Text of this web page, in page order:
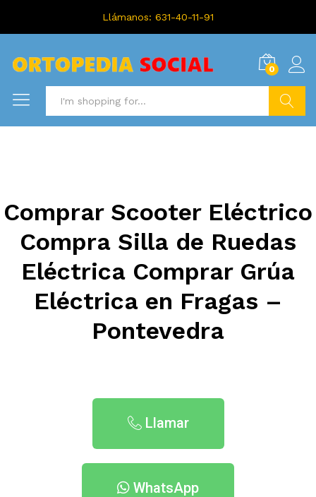
Llámanos: 631-40-11-91
0
Comprar Scooter Eléctrico
Compra Silla de Ruedas
Eléctrica Comprar Grúa
Eléctrica en Fragas –
Pontevedra
Llamar
WhatsApp